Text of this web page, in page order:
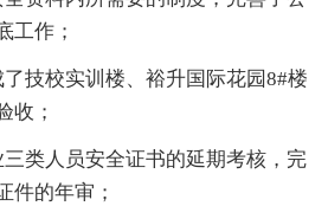
工作；
技校实训楼、裕升国际花园8#楼
收；
类人员安全证书的延期考核，完
件的年审；